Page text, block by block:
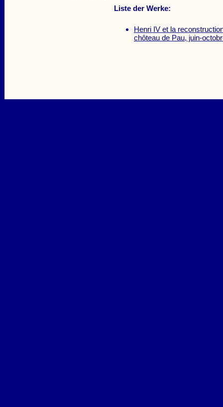
Liste der Werke:
Henri IV et la
chôteau de Pau, juin-